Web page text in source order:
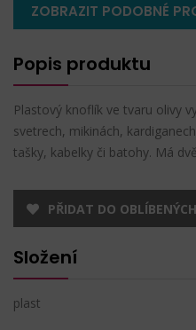
ZOBRAZIT PODOBNÉ
Popis produktu
Plastový knoflík ve tvaru olivy
svetrech, mikinách,
tašky, kabelky či batohy. Má
PŘIDAT DO OBLÍBENÝCH
Složení
plast